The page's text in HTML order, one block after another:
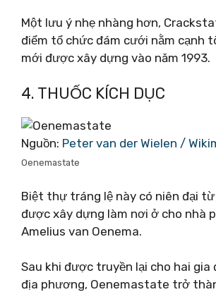
Một lưu ý nhẹ nhàng hơn,
điểm tổ chức đám cưới nằm cạnh
mới được xây dựng vào năm 1993.
4. THUỐC KÍCH DỤC
Nguồn: Peter van der Wielen /
Oenemastate
Biệt thự tráng lệ này có niên đại từ
được xây dựng làm nơi ở cho nhà
Amelius van Oenema.
Sau khi được truyền lại cho hai gia
địa phương, Oenemastate trở